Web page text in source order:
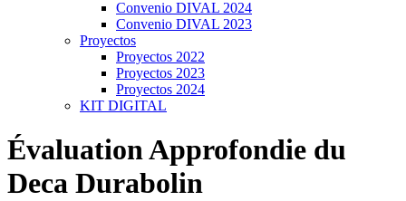
Convenio DIVAL 2024
Convenio DIVAL 2023
Proyectos
Proyectos 2022
Proyectos 2023
Proyectos 2024
KIT DIGITAL
Évaluation Approfondie du
Deca Durabolin